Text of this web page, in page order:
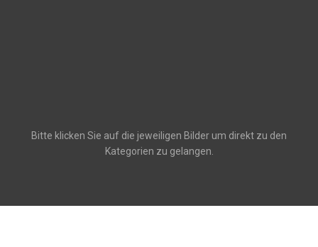
Bitte klicken Sie auf die jeweiligen Bilder um direkt zu den
Kategorien zu gelangen.